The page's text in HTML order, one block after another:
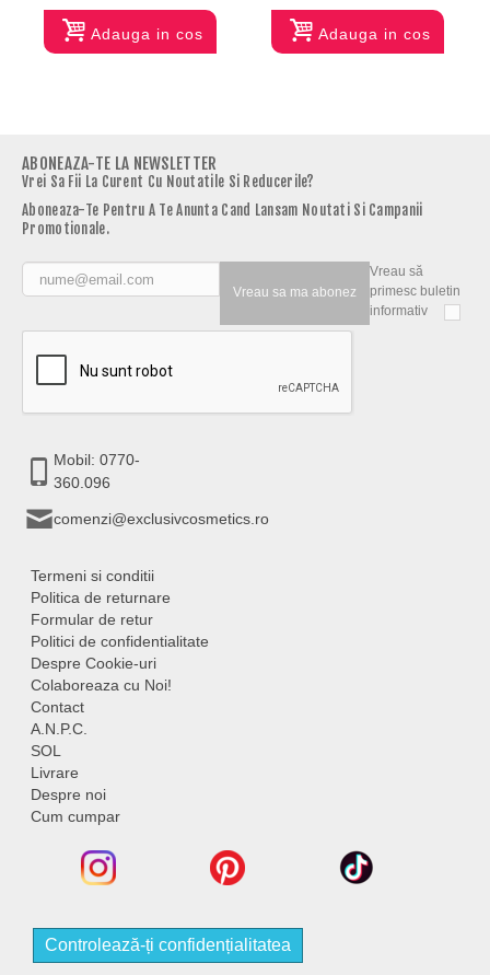
Adauga in cos Adauga in cos
ABONEAZA-TE LA NEWSLETTER
Vrei Sa Fii La Curent Cu Noutatile Si Reducerile?
Aboneaza-Te Pentru A Te Anunta Cand Lansam Noutati Si Campanii
Promotionale.
Vreau sa ma abonez
Vreau să
primesc buletin
informativ
Termeni si conditii
Politica de returnare
Formular de retur
Politici de confidentialitate
Despre Cookie-uri
Colaboreaza cu Noi!
Contact
A.N.P.C.
SOL
Livrare
Despre noi
Cum cumpar
Mobil: 0770-
360.096
comenzi@exclusivcosmetics.ro
Controlează-ți confidențialitatea